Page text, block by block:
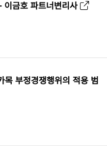
이금호 파트너변리사
목 부정경쟁행위의 적용 범